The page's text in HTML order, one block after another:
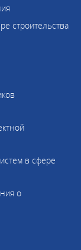
строительства
в сфере
о